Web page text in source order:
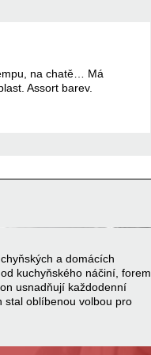
na chatě… Má
Assort barev.
a domácích
kuchyňského náčiní, forem
usnadňují každodenní
stal oblíbenou volbou pro